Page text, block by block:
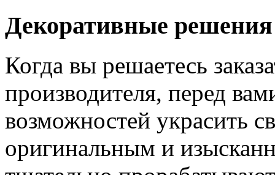
Декоративные решения
Когда вы решаетесь
производителя, перед
возможностей украсить
оригинальным и